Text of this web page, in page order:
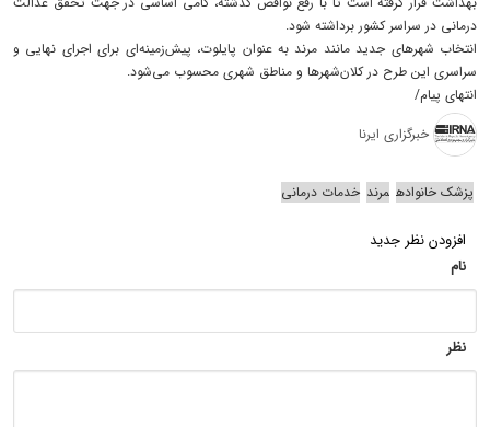
درمانی در سراسر کشور برداشته شود.
انتخاب شهرهای جدید مانند مرند به عنوان پایلوت، پیش‌زمینه‌ای برای اجرای نهایی و
سراسری این طرح در کلان‌شهرها و مناطق شهری محسوب می‌شود.
انتهای پیام/
خبرگزاری ایرنا
پزشک خانواده مرند خدمات درمانی
افزودن نظر جدید
نام
نظر